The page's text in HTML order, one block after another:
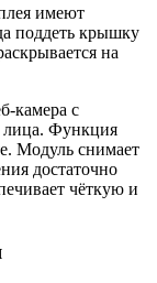
имеют
поддеть крышку
на
с
лица. Функция
Модуль снимает
достаточно
чёткую и